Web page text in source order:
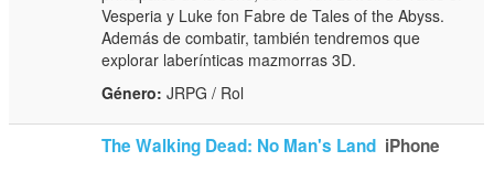
Vesperia y Luke fon Fabre de Tales of the Abyss.
Además de combatir, también tendremos que
explorar laberínticas mazmorras 3D.
Género: JRPG / Rol
The Walking Dead: No Man's Land iPhone